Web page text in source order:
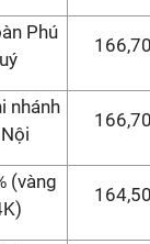
Phú
166,70
nhánh
166,70
(vàng
164,50